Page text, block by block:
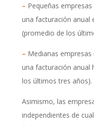
– Pequeñas
una facturación anual
(promedio de los
– Medianas
una facturación anual
los últimos tres años).
Asimismo, las
independientes de